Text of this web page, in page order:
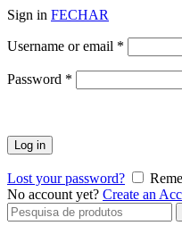
Sign in FECHAR
Username or email *
Password *
Log in
Lost your password?
No account yet? Create an
Search
for: